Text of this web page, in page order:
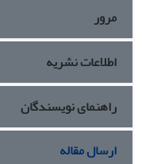
مرور
اطلاعات نشریه
راهنمای نویسندگان
ارسال مقاله